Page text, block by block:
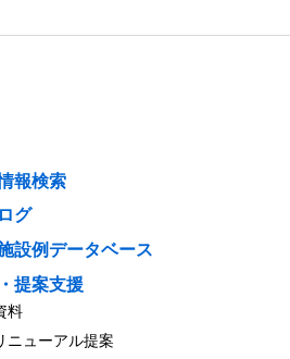
報検索
グ
設例データベース
提案支援
料
ニューアル提案